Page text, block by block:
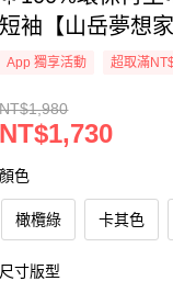
短袖【山岳夢想家
App 獨享活動 超取滿
NT$1,980
NT$1,730
顏色
橄欖綠 卡其色
尺寸版型